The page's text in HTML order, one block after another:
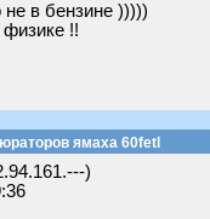
в бензине )))))
!!
ямаха 60fetl
)